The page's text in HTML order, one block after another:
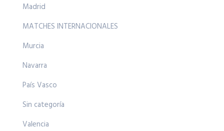
Madrid
MATCHES INTERNACIONALES
Murcia
Navarra
País Vasco
Sin categoría
Valencia